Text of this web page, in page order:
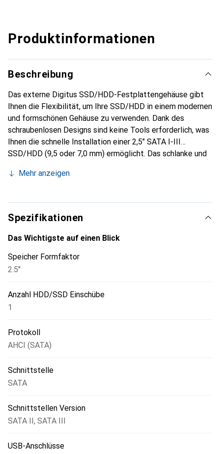
Produktinformationen
Beschreibung
Das externe Digitus SSD/HDD-Festplattengehäuse gibt
Ihnen die Flexibilität, um Ihre SSD/HDD in einem modernen
und formschönen Gehäuse zu verwenden. Dank des
schraubenlosen Designs sind keine Tools erforderlich, was
Ihnen die schnelle Installation einer 2,5" SATA I-III
SSD/HDD (9,5 oder 7,0 mm) ermöglicht. Das schlanke und
komfortabel zu transportieren und überall schnell
die Stromversorgung wird über den USB-Port
gewährleistet.
Mehr anzeigen
Spezifikationen
Das Wichtigste auf einen Blick
Speicher Formfaktor
2.5"
Anzahl HDD/SSD Einschübe
1
Protokoll
AHCI (SATA)
Schnittstelle
SATA
Schnittstellen Version
SATA II , SATA III
USB-Anschlüsse